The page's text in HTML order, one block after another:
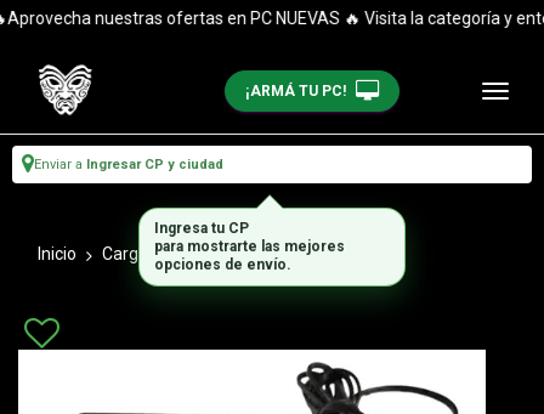
nuestras ofertas en PC NUEVAS 🔥 Visita la categoría y
¡ARMÁ TU PC!
Enviar a Ingresar CP y ciudad
Inicio Cargadores Notebooks 12v
Ingresa tu CP
para mostrarte las mejores
opciones de envío.